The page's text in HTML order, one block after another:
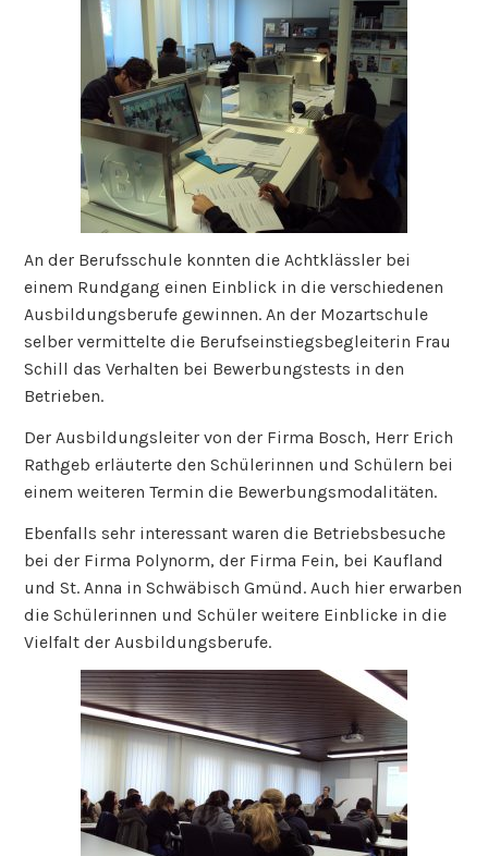
An der Berufsschule konnten die Achtklässler bei
einem Rundgang einen Einblick in die verschiedenen
Ausbildungsberufe gewinnen. An der Mozartschule
selber vermittelte die Berufseinstiegsbegleiterin Frau
Schill das Verhalten bei Bewerbungstests in den
Betrieben.
Der Ausbildungsleiter von der Firma Bosch, Herr Erich
Rathgeb erläuterte den Schülerinnen und Schülern bei
einem weiteren Termin die Bewerbungsmodalitäten.
Ebenfalls sehr interessant waren die Betriebsbesuche
bei der Firma Polynorm, der Firma Fein, bei Kaufland
und St. Anna in Schwäbisch Gmünd. Auch hier erwarben
die Schülerinnen und Schüler weitere Einblicke in die
Vielfalt der Ausbildungsberufe.